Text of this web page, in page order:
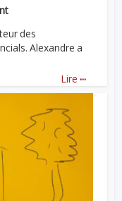
des
Alexandre a
Lire ...